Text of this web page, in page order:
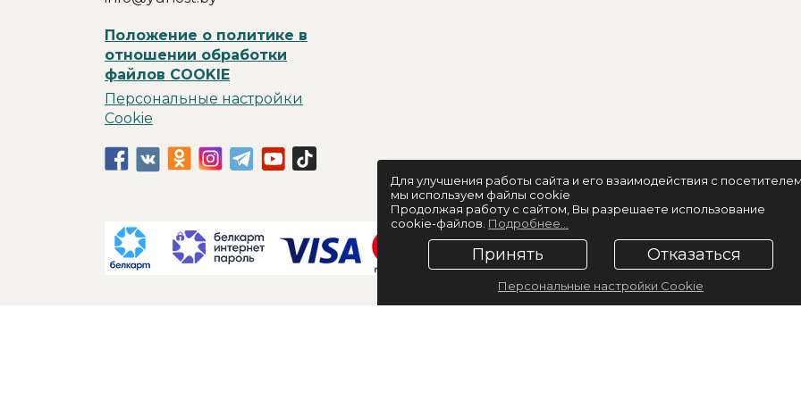
Положение о политике в
отношении обработки
файлов COOKIE
Персональные настройки
Cookie
Для улучшения работы сайта и его взаимодействия с
мы используем файлы cookie
Продолжая работу с сайтом, Вы разрешаете использование
cookie-файлов. Подробнее...
Принять Отказаться
Персональные настройки Cookie